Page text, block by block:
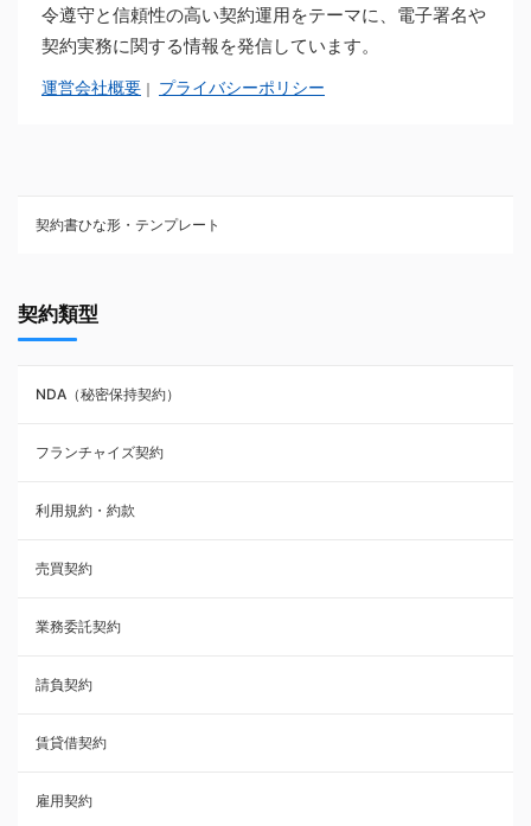
令遵守と信頼性の高い契約運用をテーマに、電子署名や
契約実務に関する情報を発信しています。
運営会社概要 ｜ プライバシーポリシー
契約書ひな形・テンプレート
NDA（秘密保持契約）
業務委託契約
利用規約・約款
覚書・合意書・同意書
承諾書
雇用契約
その他契約・書面
売買契約
株主総会議事録・関連書類
契約類型
NDA（秘密保持契約）
フランチャイズ契約
利用規約・約款
売買契約
業務委託契約
請負契約
賃貸借契約
雇用契約